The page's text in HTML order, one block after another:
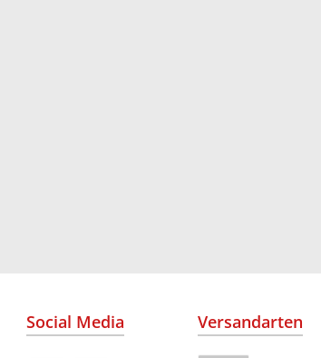
Social Media Versandarten